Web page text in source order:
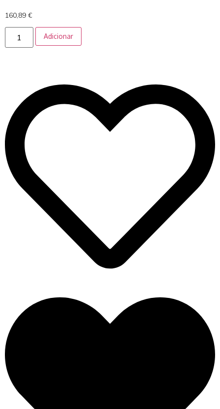
160,89 €
Adicionar